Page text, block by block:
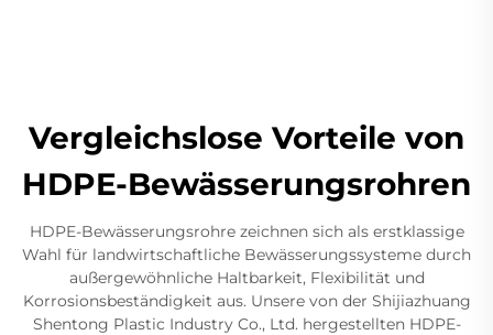
Vergleichslose Vorteile von
HDPE-Bewässerungsrohren
HDPE-Bewässerungsrohre zeichnen sich als erstklassige
Wahl für landwirtschaftliche Bewässerungssysteme durch
außergewöhnliche Haltbarkeit, Flexibilität und
Korrosionsbeständigkeit aus. Unsere von der Shijiazhuang
Shentong Plastic Industry Co., Ltd. hergestellten HDPE-